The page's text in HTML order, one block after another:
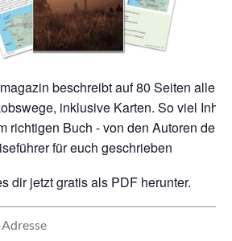
inklusive Karten. So viel Inhalt
richtigen Buch - von den Autoren der
für euch geschrieben
dir jetzt gratis als PDF herunter.